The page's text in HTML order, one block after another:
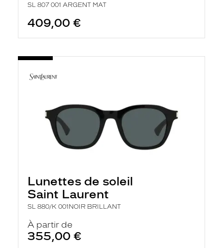
SL 807 001 ARGENT MAT
409,00 €
Lunettes de soleil
Saint Laurent
SL 880/K 001NOIR BRILLANT
À partir de
355,00 €